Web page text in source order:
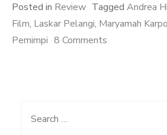
Posted in Review Tagged Andrea
Film, Laskar Pelangi, Maryamah
Pemimpi 8 Comments
Search